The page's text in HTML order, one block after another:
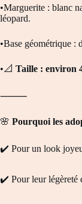
•Marguerite : blanc
léopard.
•Base géométrique :
•📐 Taille : environ
⸻
🌸 Pourquoi les
✔️ Pour un look
✔️ Pour leur légèreté